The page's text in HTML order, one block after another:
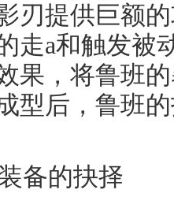
刃提供巨额
走a和触发被
果，将鲁班
型后，鲁班
备的抉择